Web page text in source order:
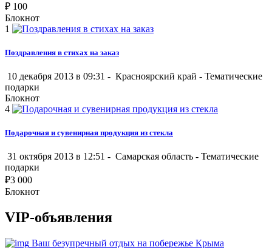
₽ 100
Блокнот
1
Поздравления в стихах на заказ
10 декабря 2013 в 09:31 - Красноярский край - Тематические
подарки
Блокнот
4
Подарочная и сувенирная продукция из стекла
31 октября 2013 в 12:51 - Самарская область - Тематические
подарки
₽3 000
Блокнот
VIP-объявления
Ваш безупречный отдых на побережье Крыма